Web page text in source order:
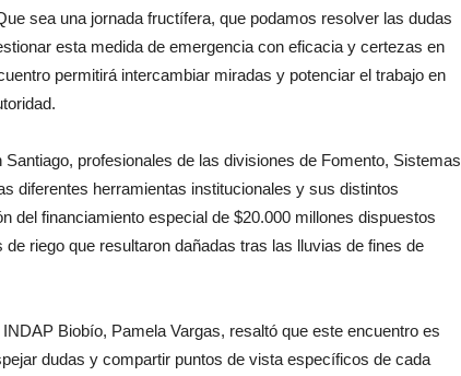
sea una jornada fructífera, que podamos resolver las dudas
esta medida de emergencia con eficacia y certezas en
permitirá intercambiar miradas y potenciar el trabajo en
profesionales de las divisiones de Fomento, Sistemas
diferentes herramientas institucionales y sus distintos
del financiamiento especial de $20.000 millones dispuestos
riego que resultaron dañadas tras las lluvias de fines de
Biobío, Pamela Vargas, resaltó que este encuentro es
dudas y compartir puntos de vista específicos de cada